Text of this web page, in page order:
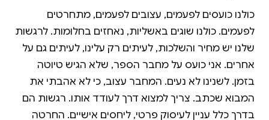
כולנו כועסים לפעמים, עצובים לפעמים, מתחרטים
לפעמים. כולנו שוגים באשליות, נאחזים בחלומות. לרגשות
שלנו יש מחיר והשלכות, לעיתים רק עלינו, לעיתים גם על
אחרים. אני כועס על מחבר הספר, שלא הגיש טיוטה
בזמן. לשנינו לא נעים. המחבר עצוב, כי לא אהבתי את
המבוא שכתב. צריך למצוא דרך לעודד אותו. רגשות הם
בדרך כלל עניין לעיסוק פרטי, ליחסים אישיים. החרטה